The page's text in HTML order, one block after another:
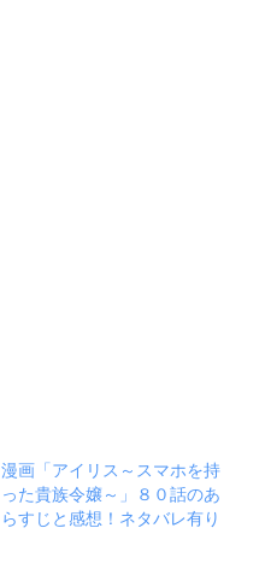
漫画「アイリス～スマホを持
った貴族令嬢～」８０話のあ
らすじと感想！ネタバレ有り